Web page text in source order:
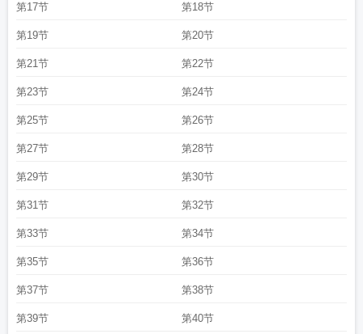
第17节 第18节
第19节 第20节
第21节 第22节
第23节 第24节
第25节 第26节
第27节 第28节
第29节 第30节
第31节 第32节
第33节 第34节
第35节 第36节
第37节 第38节
第39节 第40节